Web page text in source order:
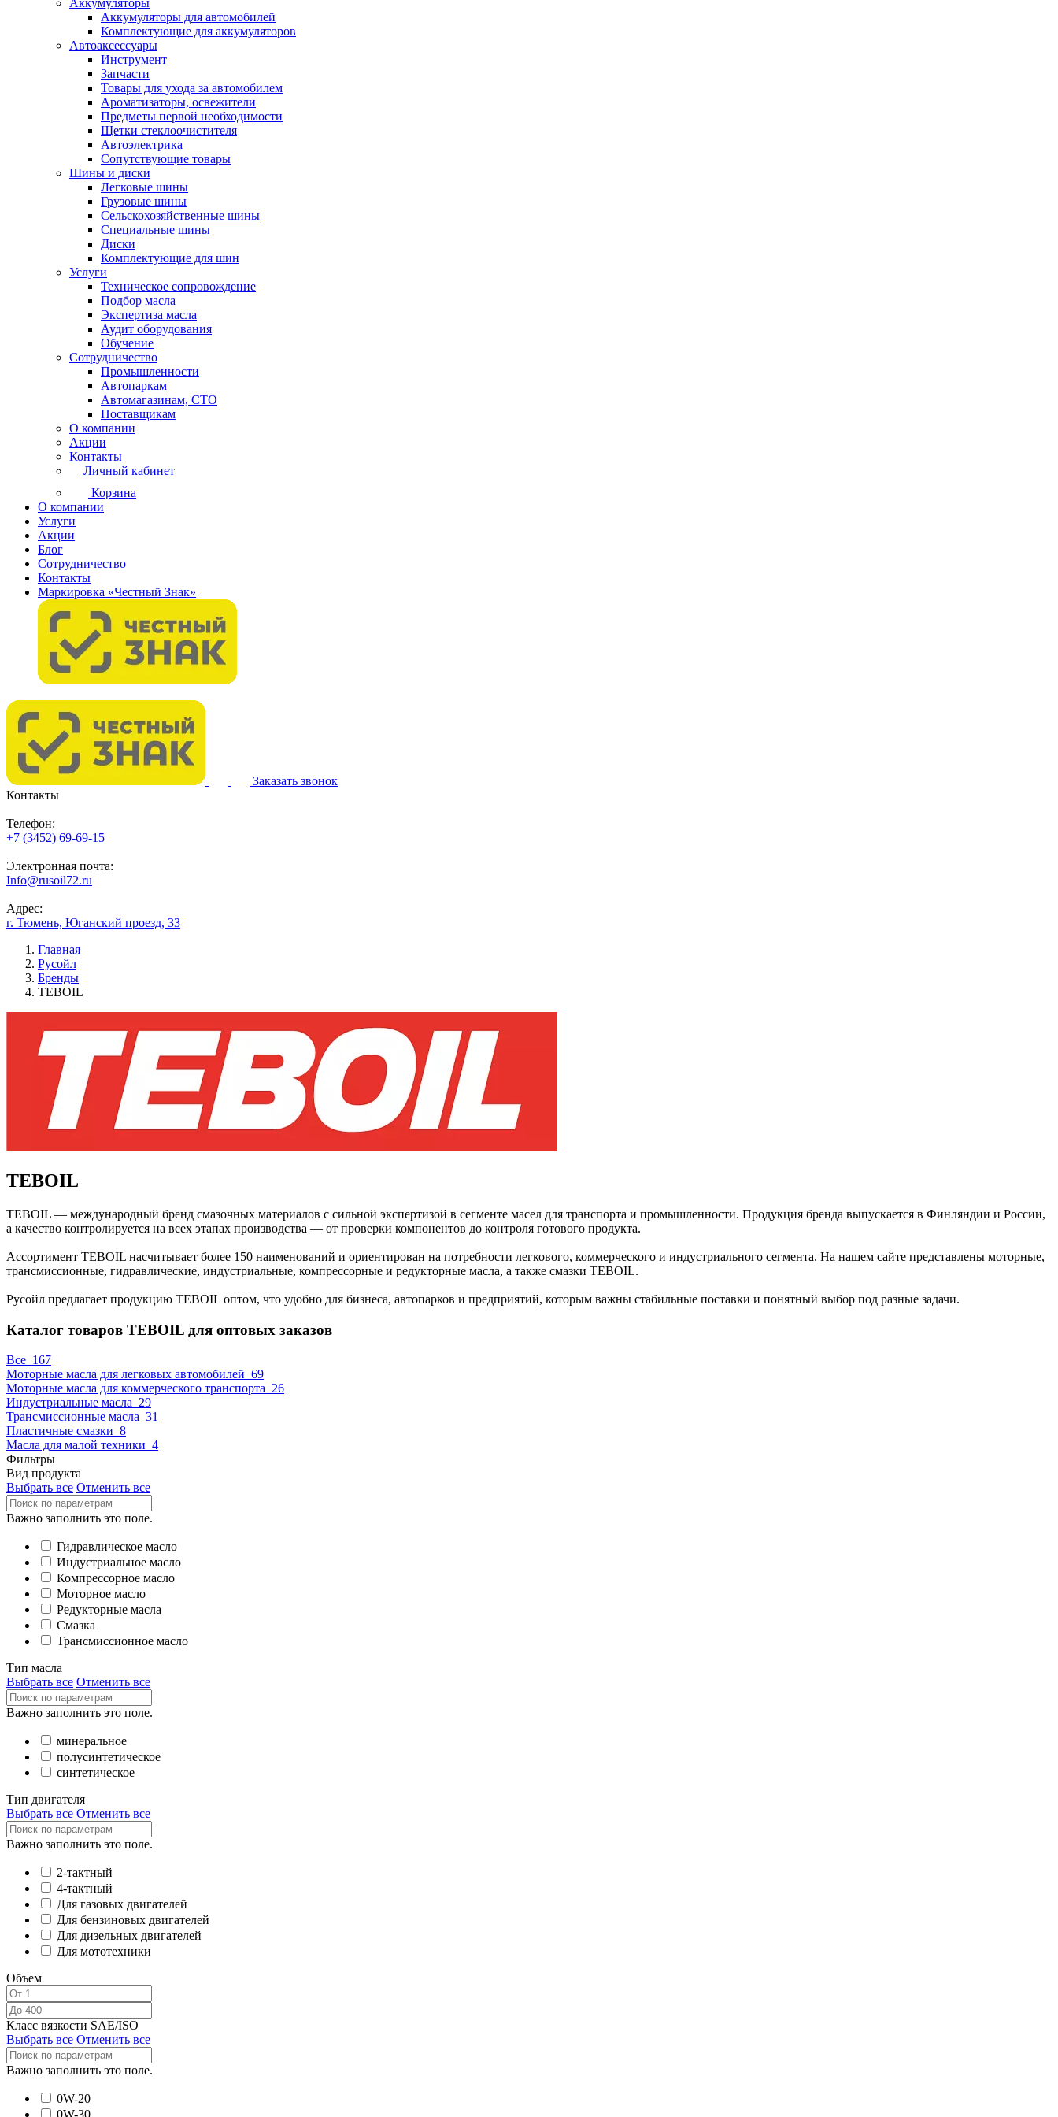
Аккумуляторы
Аккумуляторы для автомобилей
Комплектующие для аккумуляторов
Автоаксессуары
Инструмент
Запчасти
Товары для ухода за автомобилем
Ароматизаторы, освежители
Предметы первой необходимости
Щетки стеклоочистителя
Автоэлектрика
Сопутствующие товары
Шины и диски
Легковые шины
Грузовые шины
Сельскохозяйственные шины
Специальные шины
Диски
Комплектующие для шин
Услуги
Техническое сопровождение
Подбор масла
Экспертиза масла
Аудит оборудования
Обучение
Сотрудничество
Промышленности
Автопаркам
Автомагазинам, СТО
Поставщикам
О компании
Акции
Контакты
Личный кабинет
Корзина
О компании
Услуги
Акции
Блог
Сотрудничество
Контакты
Маркировка «Честный Знак»
Заказать звонок
Контакты
Телефон:
+7 (3452) 69-69-15
Электронная почта:
Info@rusoil72.ru
Адрес:
г. Тюмень, Юганский проезд, 33
Главная
Русойл
Бренды
TEBOIL
TEBOIL
TEBOIL — международный бренд смазочных материалов с сильной экспертизой в сегменте масел для транспорта и промышленности. Продукция бренда выпускается в Финляндии и России,
а качество контролируется на всех этапах производства — от проверки компонентов до контроля готового продукта.
Ассортимент TEBOIL насчитывает более 150 наименований и ориентирован на потребности легкового, коммерческого и индустриального сегмента. На нашем сайте представлены моторные,
трансмиссионные, гидравлические, индустриальные, компрессорные и редукторные масла, а также смазки TEBOIL.
Русойл предлагает продукцию TEBOIL оптом, что удобно для бизнеса, автопарков и предприятий, которым важны стабильные поставки и понятный выбор под разные задачи.
Каталог товаров TEBOIL для оптовых заказов
Все 167
Моторные масла для легковых автомобилей 69
Моторные масла для коммерческого транспорта 26
Индустриальные масла 29
Трансмиссионные масла 31
Пластичные смазки 8
Масла для малой техники 4
Фильтры
Вид продукта
Выбрать все Отменить все
Важно заполнить это поле.
Гидравлическое масло
Индустриальное масло
Компрессорное масло
Моторное масло
Редукторные масла
Смазка
Трансмиссионное масло
Тип масла
Выбрать все Отменить все
Важно заполнить это поле.
минеральное
полусинтетическое
синтетическое
Тип двигателя
Выбрать все Отменить все
Важно заполнить это поле.
2-тактный
4-тактный
Для газовых двигателей
Для бензиновых двигателей
Для дизельных двигателей
Для мототехники
Объем
Класс вязкости SAE/ISO
Выбрать все Отменить все
Важно заполнить это поле.
0W-20